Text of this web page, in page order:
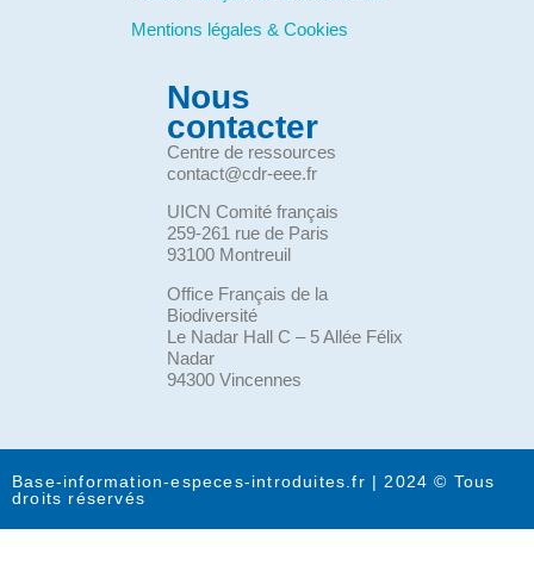
Mentions légales & Cookies
Nous
contacter
Centre de ressources
contact@cdr-eee.fr
UICN Comité français
259-261 rue de Paris
93100 Montreuil
Office Français de la
Biodiversité
Le Nadar Hall C – 5 Allée Félix
Nadar
94300 Vincennes
Base-information-especes-introduites.fr | 2024 © Tous
droits réservés